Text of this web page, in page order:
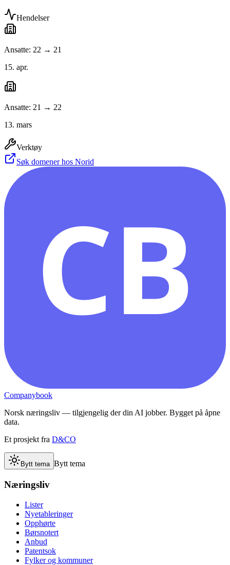
Hendelser
Ansatte: 22 → 21
15. apr.
Ansatte: 21 → 22
13. mars
Verktøy
Søk domener hos Norid
CB
Companybook
Norsk næringsliv — tilgjengelig der din AI jobber. Bygget på åpne
data.
Et prosjekt fra D&CO
Bytt tema Bytt tema
Næringsliv
Lister
Nyetableringer
Opphørte
Børsnotert
Anbud
Patentsok
Fylker og kommuner